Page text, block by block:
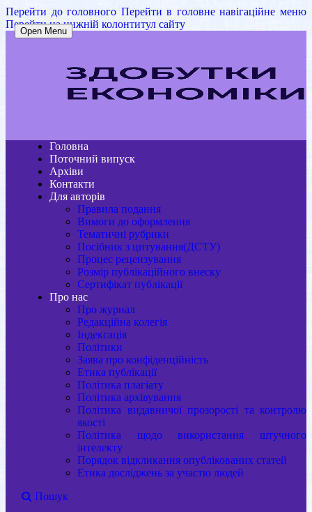
Перейти до головного Перейти в головне навігаційне меню
Перейти на нижній колонтитул сайту
Open Menu
Головна
Поточний випуск
Архіви
Контакти
Для авторів
Правила подання
Вимоги до оформлення
Тематичні рубрики
Посібник з цитування(ДСТУ)
Процес рецензування
Розмір публікаційного внеску
Сертифікат публікації
Про нас
Про журнал
Редакційна колегія
Індексація
Політики
Заява про конфіденційність
Етика публікації
Політика плагіату
Політика архівування
Політика видавничої прозорості та контролю
якості
Політика щодо використання штучного
інтелекту
Порядок відкликання опублікованих статей
Етика досліджень за участю людей
Пошук